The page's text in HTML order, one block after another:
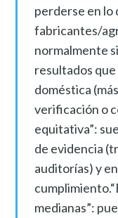
perderse en lo
fabricantes/
normalmente
resultados
doméstica
verificación o
equitativa”:
de evidencia
auditorías) y
medianas”: